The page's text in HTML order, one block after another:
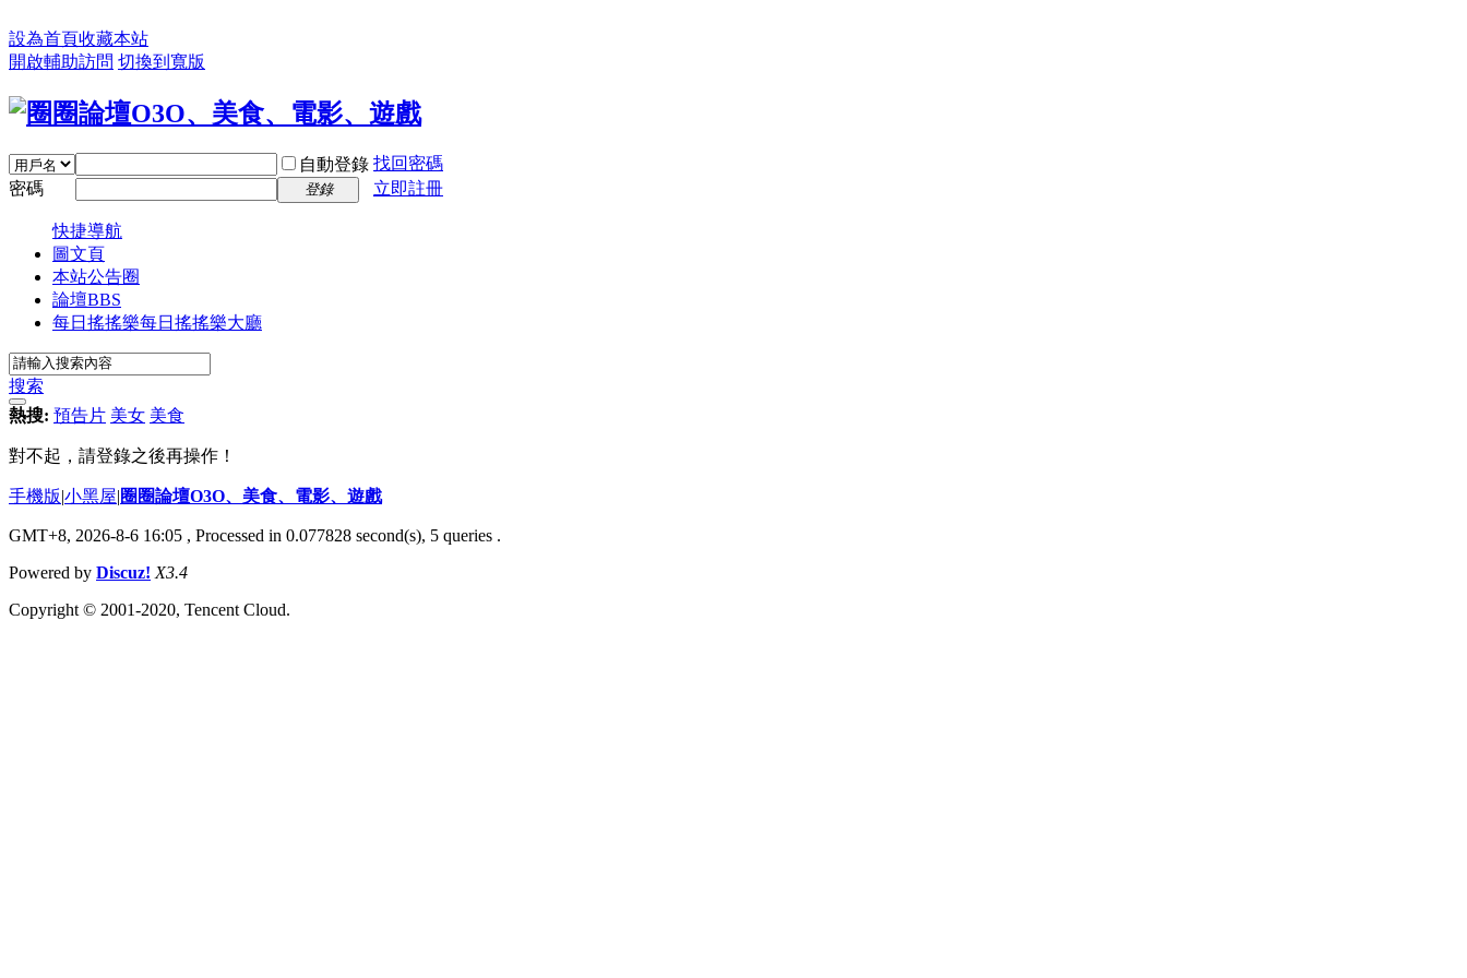
設為首頁收藏本站
開啟輔助訪問 切換到寬版
自動登錄 找回密碼
密碼
登錄 立即註冊
快捷導航
圖文頁
本站公告圈
論壇BBS
每日搖搖樂每日搖搖樂大廳
搜索
熱搜: 預告片 美女 美食
對不起，請登錄之後再操作！
手機版|小黑屋|圈圈論壇O3O、美食、電影、遊戲
GMT+8, 2026-8-6 16:05 , Processed in 0.077828 second(s), 5 queries .
Powered by Discuz! X3.4
Copyright © 2001-2020, Tencent Cloud.